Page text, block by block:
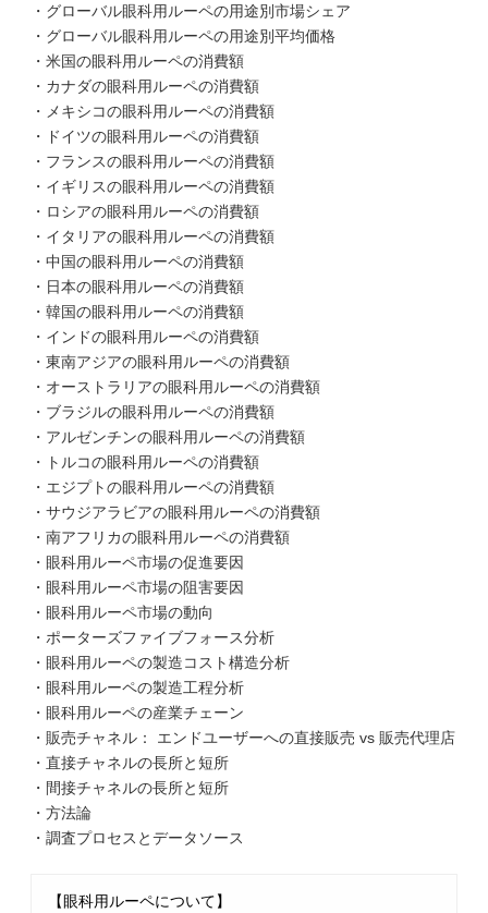
・グローバル眼科用ルーペの用途別市場シェア
・グローバル眼科用ルーペの用途別平均価格
・米国の眼科用ルーペの消費額
・カナダの眼科用ルーペの消費額
・メキシコの眼科用ルーペの消費額
・ドイツの眼科用ルーペの消費額
・フランスの眼科用ルーペの消費額
・イギリスの眼科用ルーペの消費額
・ロシアの眼科用ルーペの消費額
・イタリアの眼科用ルーペの消費額
・中国の眼科用ルーペの消費額
・日本の眼科用ルーペの消費額
・韓国の眼科用ルーペの消費額
・インドの眼科用ルーペの消費額
・東南アジアの眼科用ルーペの消費額
・オーストラリアの眼科用ルーペの消費額
・ブラジルの眼科用ルーペの消費額
・アルゼンチンの眼科用ルーペの消費額
・トルコの眼科用ルーペの消費額
・エジプトの眼科用ルーペの消費額
・サウジアラビアの眼科用ルーペの消費額
・南アフリカの眼科用ルーペの消費額
・眼科用ルーペ市場の促進要因
・眼科用ルーペ市場の阻害要因
・眼科用ルーペ市場の動向
・ポーターズファイブフォース分析
・眼科用ルーペの製造コスト構造分析
・眼科用ルーペの製造工程分析
・眼科用ルーペの産業チェーン
・販売チャネル： エンドユーザーへの直接販売 vs 販売代理店
・直接チャネルの長所と短所
・間接チャネルの長所と短所
・方法論
・調査プロセスとデータソース
【眼科用ルーペについて】